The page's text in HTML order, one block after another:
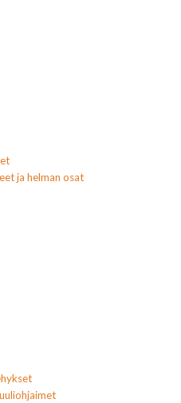
ja helman osat